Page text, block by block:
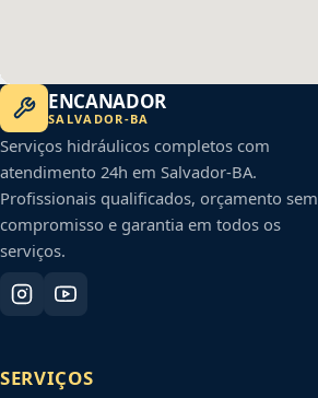
ENCANADOR
SALVADOR-BA
Serviços hidráulicos completos com
atendimento 24h em Salvador-BA.
Profissionais qualificados, orçamento sem
compromisso e garantia em todos os
serviços.
SERVIÇOS